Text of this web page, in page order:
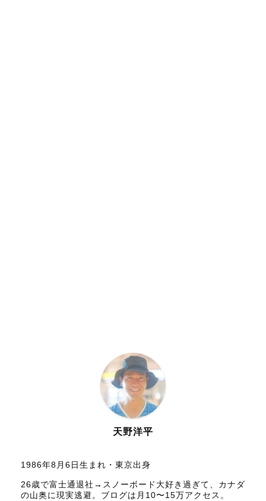
天野洋平
1986年8月6日生まれ・東京出身
26歳で富士通退社→スノーボード大好き過ぎて、カナダ
の山奥に現実逃避。ブログは月10〜15万アクセス。